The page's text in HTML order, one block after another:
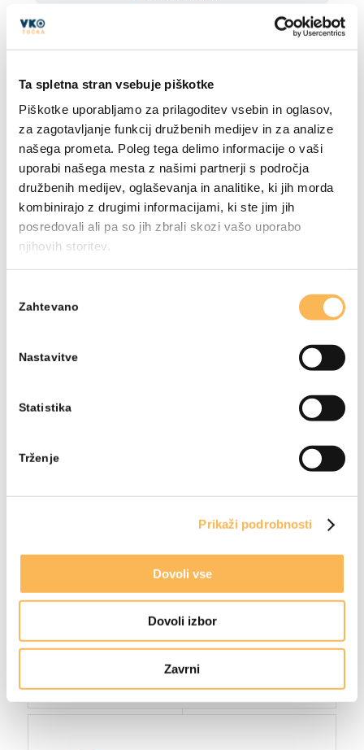
Ta spletna stran vsebuje piškotke
Piškotke uporabljamo za prilagoditev vsebin in oglasov,
za zagotavljanje funkcij družbenih medijev in za analize
našega prometa. Poleg tega delimo informacije o vaši
uporabi našega mesta z našimi partnerji s področja
družbenih medijev, oglaševanja in analitike, ki jih morda
kombinirajo z drugimi informacijami, ki ste jim jih
posredovali ali pa so jih zbrali skozi vašo uporabo
njihovih storitev.
soglasja
Zahtevano
Nastavitve
Statistika
Trženje
Prikaži podrobnosti
Dovoli vse
Dovoli izbor
Zavrni